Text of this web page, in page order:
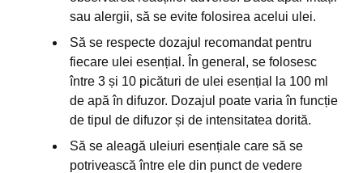
sau alergii, să se evite folosirea acelui ulei.
Să se respecte dozajul recomandat pentru
fiecare ulei esențial. În general, se folosesc
între 3 și 10 picături de ulei esențial la 100 ml
de apă în difuzor. Dozajul poate varia în funcție
de tipul de difuzor și de intensitatea dorită.
Să se aleagă uleiuri esențiale care să se
potrivească între ele din punct de vedere